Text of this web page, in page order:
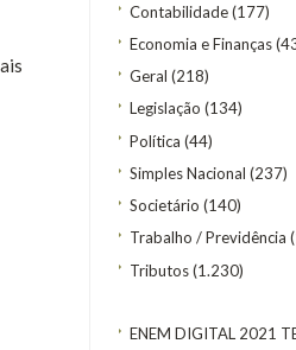
Contabilidade(177)
Economia e Finanças
Geral (218)
Legislação (134)
Política (44)
Simples Nacional (237)
Societário (140)
Trabalho / Previdência
Tributos(1.230)
ENEM DIGITAL 2021